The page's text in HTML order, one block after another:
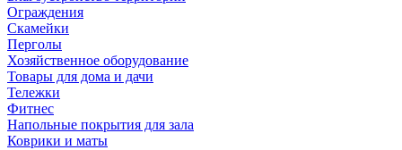
Ограждения
Скамейки
Перголы
Хозяйственное оборудование
Товары для дома и дачи
Тележки
Фитнес
Напольные покрытия для зала
Коврики и маты